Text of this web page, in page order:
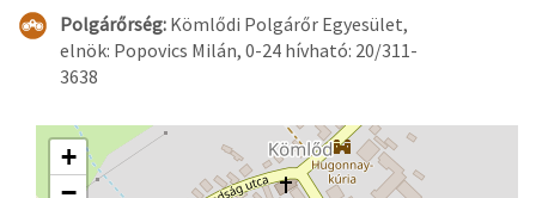
Polgárőrség: Kömlődi Polgárőr Egyesület,
elnök: Popovics Milán, 0-24 hívható: 20/311-
3638
+